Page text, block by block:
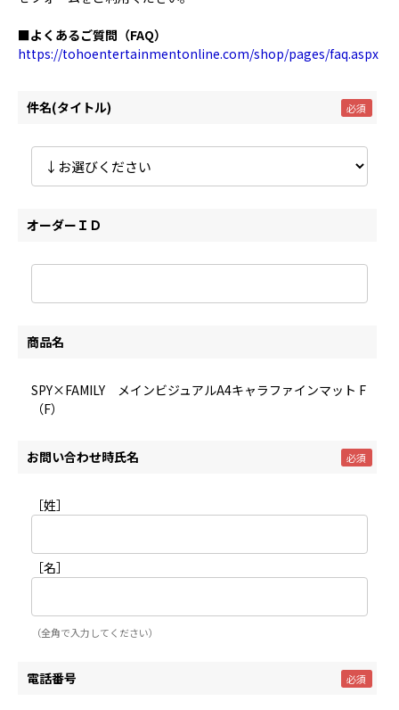
■よくあるご質問（FAQ）
https://tohoentertainmentonline.com/shop/pages/faq.aspx
件名(タイトル)
オーダーＩＤ
商品名
SPY×FAMILY メインビジュアルA4キャラファインマット F
（F）
お問い合わせ時氏名
［姓］
［名］
（全角で入力してください）
電話番号